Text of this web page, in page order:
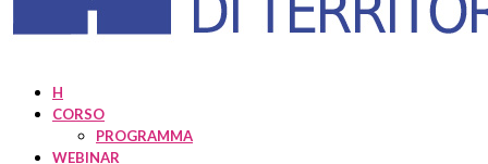
H
CORSO
PROGRAMMA
WEBINAR